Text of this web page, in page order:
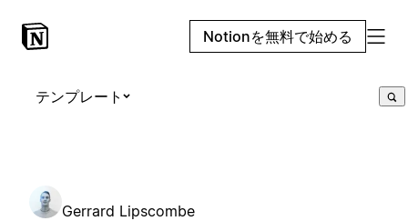
Notionを無料で始める
テンプレート
Gerrard Lipscombe